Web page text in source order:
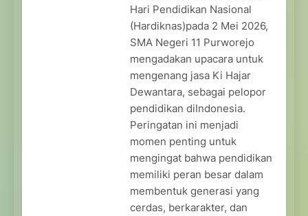
Hari Pendidikan Nasional
(Hardiknas)pada 2 Mei 2026,
SMA Negeri 11 Purworejo
mengadakan upacara untuk
mengenang jasa Ki Hajar
Dewantara, sebagai pelopor
pendidikan diIndonesia.
Peringatan ini menjadi
momen penting untuk
mengingat bahwa pendidikan
memiliki peran besar dalam
membentuk generasi yang
cerdas, berkarakter, dan